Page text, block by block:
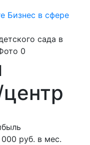
Бизнес в сфере
000 руб. в мес.